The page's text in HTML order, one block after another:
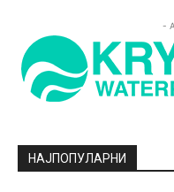
-
НАЈПОПУЛАРНИ